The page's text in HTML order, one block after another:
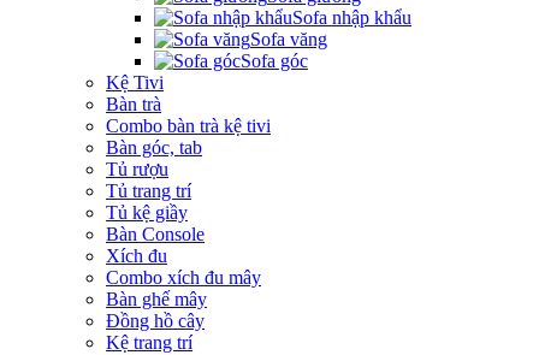
Sofa nhập khẩu
Sofa văng
Sofa góc
Kệ Tivi
Bàn trà
Combo bàn trà kệ tivi
Bàn góc, tab
Tủ rượu
Tủ trang trí
Tủ kệ giầy
Bàn Console
Xích đu
Combo xích đu mây
Bàn ghế mây
Đồng hồ cây
Kệ trang trí